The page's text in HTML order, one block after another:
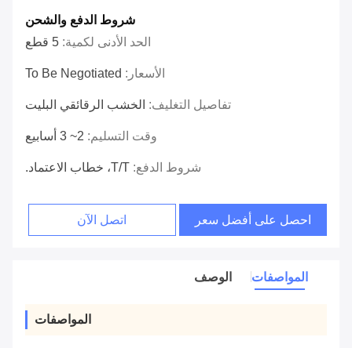
شروط الدفع والشحن
الحد الأدنى لكمية: 5 قطع
الأسعار: To Be Negotiated
تفاصيل التغليف: الخشب الرقائقي البليت
وقت التسليم: 2~ 3 أسابيع
شروط الدفع: T/T، خطاب الاعتماد.
احصل على أفضل سعر اتصل الآن
المواصفات الوصف
المواصفات